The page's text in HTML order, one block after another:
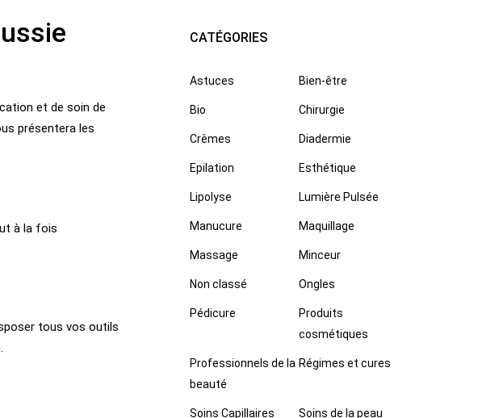
et de soin de
présentera les
à la fois
tous vos outils
CATÉGORIES
Astuces Bien-être
Bio Chirurgie
Crèmes Diadermie
Epilation Esthétique
Lipolyse Lumière Pulsée
Manucure Maquillage
Massage Minceur
Non classé Ongles
Pédicure
Produits
cosmétiques
Professionnels de la
beauté
Régimes et cures
Soins Capillaires Soins de la peau